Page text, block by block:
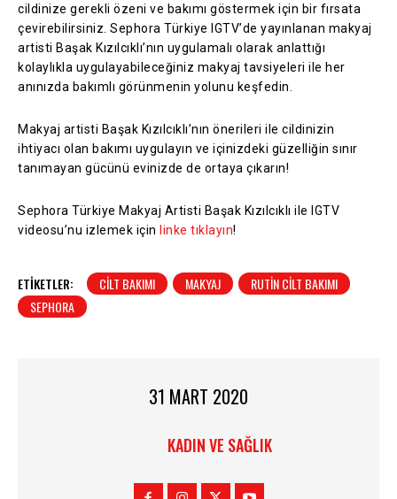
cildinize gerekli özeni ve bakımı göstermek için bir fırsata
çevirebilirsiniz. Sephora Türkiye IGTV’de yayınlanan makyaj
artisti Başak Kızılcıklı’nın uygulamalı olarak anlattığı
kolaylıkla uygulayabileceğiniz makyaj tavsiyeleri ile her
anınızda bakımlı görünmenin yolunu keşfedin.
Makyaj artisti Başak Kızılcıklı’nın önerileri ile cildinizin
ihtiyacı olan bakımı uygulayın ve içinizdeki güzelliğin sınır
tanımayan gücünü evinizde de ortaya çıkarın!
Sephora Türkiye Makyaj Artisti Başak Kızılcıklı ile IGTV
videosu’nu izlemek için linke tıklayın!
ETIKETLER: CILT BAKIMI MAKYAJ
RUTIN CILT BAKIMI
SEPHORA
31 MART 2020
KADIN VE SAĞLIK